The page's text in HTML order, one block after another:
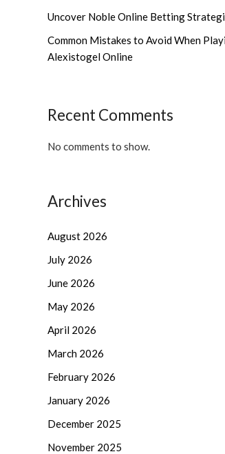
Uncover Noble Online Betting
Common Mistakes to Avoid When
Alexistogel Online
Recent Comments
No comments to show.
Archives
August 2026
July 2026
June 2026
May 2026
April 2026
March 2026
February 2026
January 2026
December 2025
November 2025